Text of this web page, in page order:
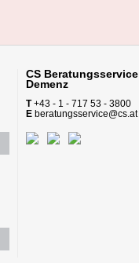
CS Beratungsservice
Demenz
T+43 - 1 - 717 53 - 3800
E beratungsservice@cs.at